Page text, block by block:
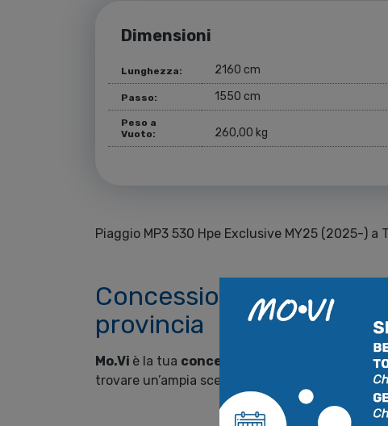
Dimensioni
Lunghezza: 2160 cm
Passo: 1550 cm
Peso a
Vuoto:
260,00 kg
Piaggio MP3 530 Hpe Exclusive MY25 (2025-) a
Concessionaria ufficiale
provincia
Mo.Vi è la tua concessionaria piaggio a
trovare un’ampia scelta di
piaggio nuove e